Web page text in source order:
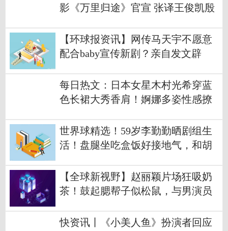
影《万里归途》官宣 张译王俊凯殷
【环球报资讯】网传马天宇不愿意
配合baby宣传新剧？亲自发文辟
每日热文：日本女星木村光希穿蓝
色长裙大秀香肩！婀娜多姿性感撩
世界球精选！59岁李勤勤晒剧组生
活！盘腿坐吃盒饭好接地气，和胡
【全球新视野】赵丽颖片场狂吸奶
茶！鼓起腮帮子似松鼠，与男演员
快资讯丨《小美人鱼》扮演者回应